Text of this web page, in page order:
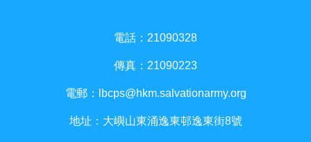
電話：21090328
傳真：21090223
電郵： lbcps@hkm.salvationarmy.org
地址：大嶼山東涌逸東邨逸東街8號